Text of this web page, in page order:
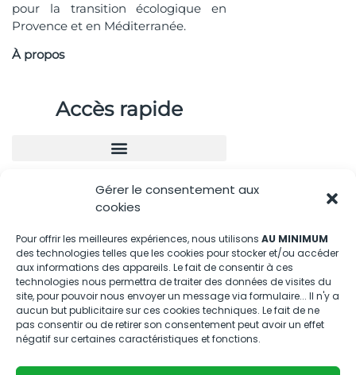
Gérer le consentement aux
cookies
Pour offrir les meilleures expériences, nous utilisons AU MINIMUM
des technologies telles que les cookies pour stocker et/ou accéder
aux informations des appareils. Le fait de consentir à ces
technologies nous permettra de traiter des données de visites du
site, pour pouvoir nous envoyer un message via formulaire... Il n'y a
aucun but publicitaire sur ces cookies techniques. Le fait de ne
pas consentir ou de retirer son consentement peut avoir un effet
négatif sur certaines caractéristiques et fonctions.
pour la transition écologique en
Provence et en Méditerranée.
À propos
Accès rapide
Nous contacter
04.88.08.75.28
contactBT@bleu-tomate.fr
Kit média
Kit média Bleu Tomate